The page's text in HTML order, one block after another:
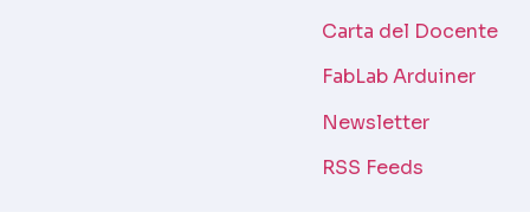
Carta del Docente
FabLab Arduiner
Newsletter
RSS Feeds